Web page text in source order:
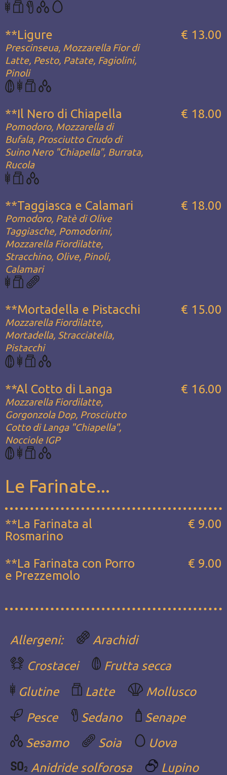
**Ligure
Prescinseua, Mozzarella Fior di
Latte, Pesto, Patate, Fagiolini,
Pinoli
€ 13.00
**Il Nero di Chiapella
Pomodoro, Mozzarella di
Bufala, Prosciutto Crudo di
Suino Nero "Chiapella", Burrata,
Rucola
€ 18.00
**Taggiasca e Calamari
Pomodoro, Patè di Olive
Taggiasche, Pomodorini,
Mozzarella Fiordilatte,
Stracchino, Olive, Pinoli,
Calamari
€ 18.00
**Mortadella e Pistacchi
Mozzarella Fiordilatte,
Mortadella, Stracciatella,
Pistacchi
€ 15.00
**Al Cotto di Langa
Mozzarella Fiordilatte,
Gorgonzola Dop, Prosciutto
Cotto di Langa "Chiapella",
Nocciole IGP
€ 16.00
Le Farinate...
**La Farinata al
Rosmarino
€ 9.00
**La Farinata con Porro
e Prezzemolo
€ 9.00
Allergeni:
Arachidi
Crostacei
Frutta secca
Glutine
Latte
Mollusco
Pesce
Sedano
Senape
Sesamo
Soia
Uova
Anidride solforosa
Lupino